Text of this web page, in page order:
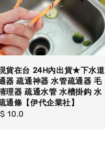
貨在台 24H內出貨★下水道
器 疏通神器 水管疏通器 毛
理器 疏通水管 水槽掛鈎 水
通條【伊代企業社】
10.0